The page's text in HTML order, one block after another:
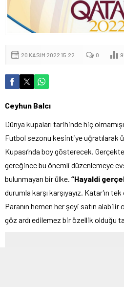
20 KASIM 2022 15:22 0
Ceyhun Balcı
Dünya kupaları tarihinde hiç
Futbol sezonu kesintiye uğratılarak
Kupası’nda boy gösterecek.
gereğince bu önemli düzenlemeye
bulunmayan bir ülke. “Hayaldi
durumla karşı karşıyayız. Katar’ın
Paranın hemen her şeyi satın alabilir
göz ardı edilemez bir özellik olduğu